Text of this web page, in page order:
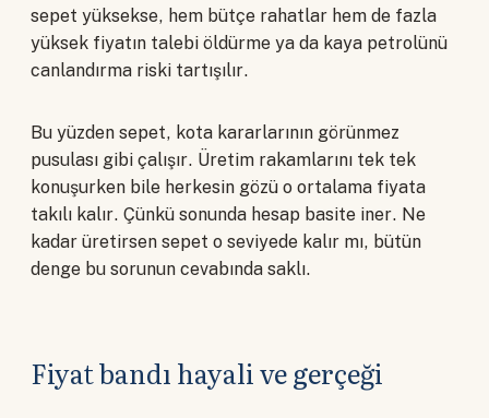
sepet yüksekse, hem bütçe rahatlar hem de fazla
yüksek fiyatın talebi öldürme ya da kaya petrolünü
canlandırma riski tartışılır.
Bu yüzden sepet, kota kararlarının görünmez
pusulası gibi çalışır. Üretim rakamlarını tek tek
konuşurken bile herkesin gözü o ortalama fiyata
takılı kalır. Çünkü sonunda hesap basite iner. Ne
kadar üretirsen sepet o seviyede kalır mı, bütün
denge bu sorunun cevabında saklı.
Fiyat bandı hayali ve gerçeği